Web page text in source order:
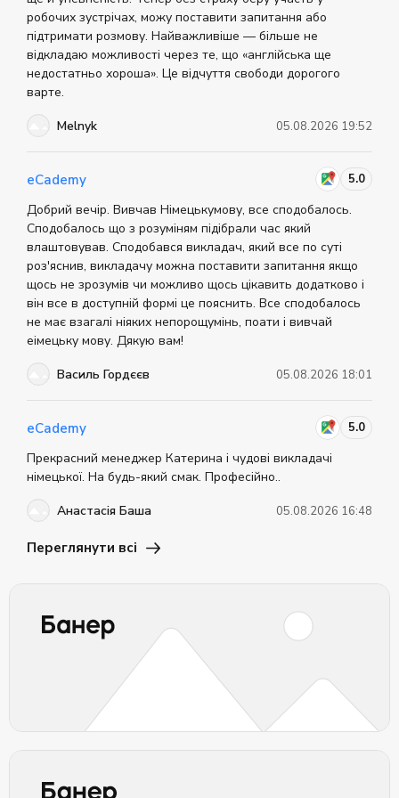
Улучшат восприятие речи на слух для
понимания англоязычных коллег и партнеров.
Научатся грамматике и письменному общению
Корпоративные курсы английского — это
Какие преимущества корпоративного
обучения?
При записи на курсы,корпоративная английская
школаберет на себя весь процесс организации
учебного процесса. От компании требуется только
предоставить список сотрудников. Такой формат
обучение имеет и следующие преимущества:
Программа разрабатывается с учетом бизнес-
целей и потребностей команды.
Все учебные материалы сосредоточены в
едином личном кабинете.
Занятия могут проводиться непосредственно
на рабочем месте в офисе или онлайн, что
снижает время, затраченное на дорогу.
прогресс и целеустремленность команды.
сотрудников.
Групповые занятия способствуют лучшему
взаимопониманию и командной работе.
По окончании курса сотрудники получают
сертификаты, подтверждающие их уровень
обучения, учитывающие бюджет компании.
робочих зустрічах, можу поставити запитання або
підтримати розмову. Найважливіше — більше не
відкладаю можливості через те, що «англійська ще
недостатньо хороша». Це відчуття свободи дорогого
варте.
Melnyk
05.08.2026 19:52
eCademy 5.0
Добрий вечір. Вивчав Німецькумову, все сподобалось.
Сподобалось що з розуміням підібрали час який
влаштовував. Сподобався викладач, який все по суті
роз'яснив, викладачу можна поставити запитання якщо
щось не зрозумів чи можливо щось цікавить додатково і
він все в доступній формі це пояснить. Все сподобалось
не має взагалі ніяких непорощумінь, поати і вивчай
еімецьку мову. Дякую вам!
Василь Гордєєв
05.08.2026 18:01
eCademy 5.0
Прекрасний менеджер Катерина і чудові викладачі
німецької. На будь-який смак. Професійно..
Анастасія Баша
05.08.2026 16:48
Переглянути всі